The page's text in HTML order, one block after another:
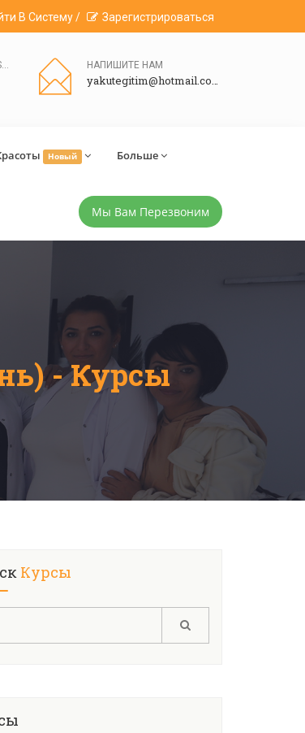
В Систему / Зарегистрироваться
ЛИНИЯ ПОДДЕРЖКИ WHATSAPP НАПИШИТЕ НАМ
yakutegitim@hotmail.com
Новый Больше
Мы Вам Перезвоним
- Курсы
Курсы